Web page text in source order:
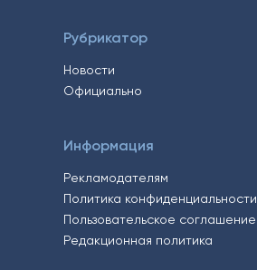
Рубрикатор
Новости
Официально
Информация
Рекламодателям
Политика конфиденциальности
Пользовательское соглашение
Редакционная политика